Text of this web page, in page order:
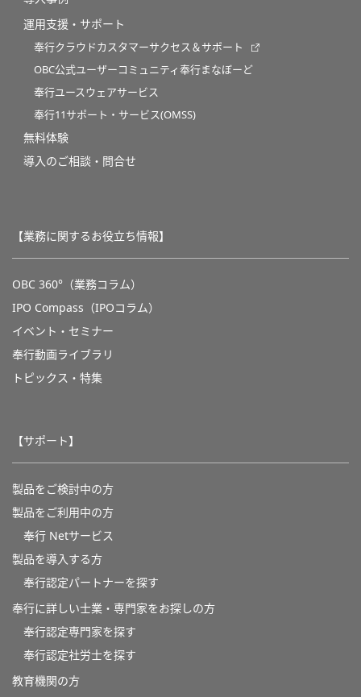
運用支援・サポート
奉行クラウドカスタマーサクセス＆サポート
OBC公式ユーザーコミュニティ奉行まなぼーど
奉行ユースウェアサービス
奉行11サポート・サービス(OMSS)
無料体験
導入のご相談・問合せ
【業務に関するお役立ち情報】
OBC 360°（業務コラム）
IPO Compass（IPOコラム）
イベント・セミナー
奉行動画ライブラリ
トピックス・特集
【サポート】
製品をご検討中の方
製品をご利用中の方
奉行 Netサービス
製品を導入する方
奉行認定パートナーを探す
奉行に詳しい士業・専門家をお探しの方
奉行認定専門家を探す
奉行認定社労士を探す
教育機関の方